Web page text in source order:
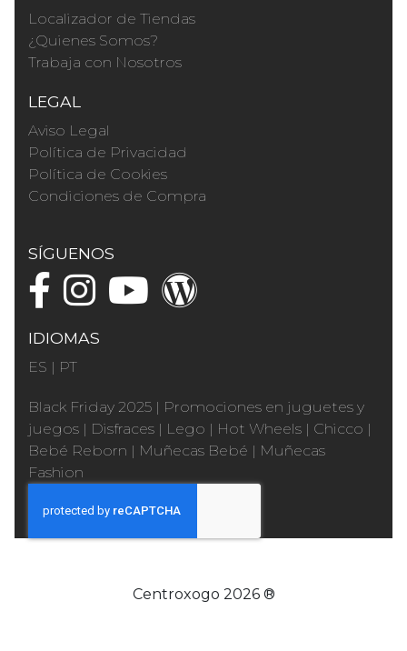
Localizador de Tiendas
¿Quienes Somos?
Trabaja con Nosotros
LEGAL
Aviso Legal
Política de Privacidad
Política de Cookies
Condiciones de Compra
SÍGUENOS
IDIOMAS
ES | PT
Black Friday 2025 | Promociones en juguetes y
juegos | Disfraces | Lego | Hot Wheels | Chicco |
Bebé Reborn | Muñecas Bebé | Muñecas
Fashion
Centroxogo 2026 ®